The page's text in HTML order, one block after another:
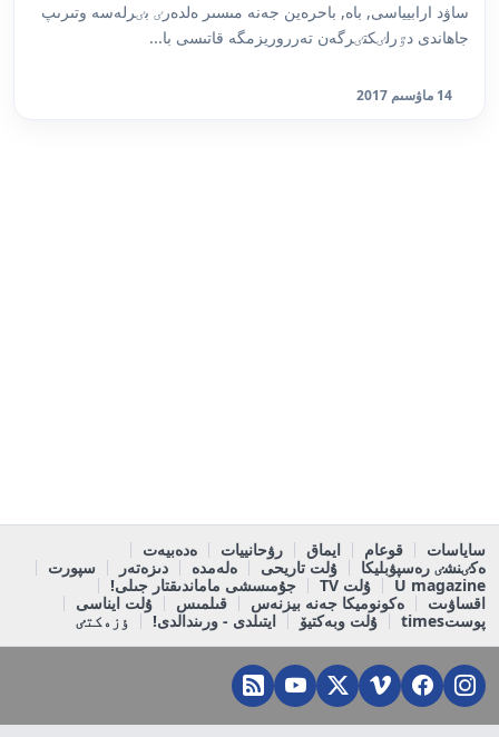
ساۋد ارابيياسى, باە, باحرەين جەنە مىسىر ەلدەرٸ بٸرلەسە وتىرىپ
جاھاندى دٷرلٸكتٸرگەن تەرروريزمگە قاتىسى با...
14 ماۋسىم 2017
ساياسات قوعام ايماق رۋحانييات
ەدەبيەت
ەكٸنشٸ رەسپۋبليكا
ۇلت تاريحى ەلەمدە دىزەتەر
سپورت
U magazine
ۇلت TV
جۇمىسشى ماماندىقتار جىلى!
اقساۋىت
ەكونوميكا جەنە بيزنەس قىلمىس
ۇلت ايناسى
پوستtimes
ۇلت وبەكتيۆ ايتىلدى - ورىندالدى! ٶزەكتٸ